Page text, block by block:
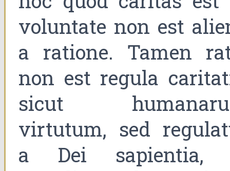
voluntate non est
a ratione. Tamen
non est regula
sicut
virtutum, sed
a Dei sapientia,